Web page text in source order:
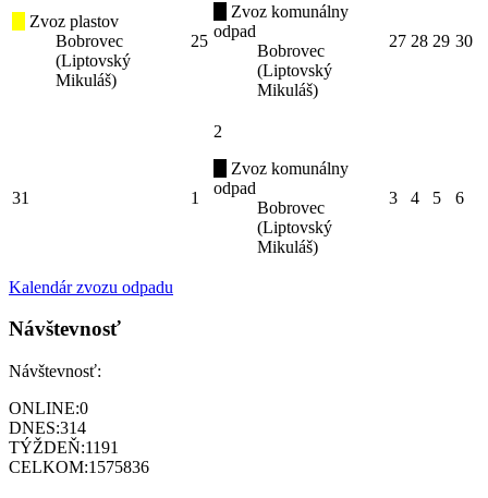
Zvoz plastov
Bobrovec
(Liptovský
Mikuláš)
25
Zvoz komunálny
odpad
Bobrovec
(Liptovský
Mikuláš)
27 28 29 30
31 1
2
Zvoz komunálny
odpad
Bobrovec
(Liptovský
Mikuláš)
3 4 5 6
Kalendár zvozu odpadu
Návštevnosť
Návštevnosť:
ONLINE:0
DNES:314
TÝŽDEŇ:1191
CELKOM:1575836